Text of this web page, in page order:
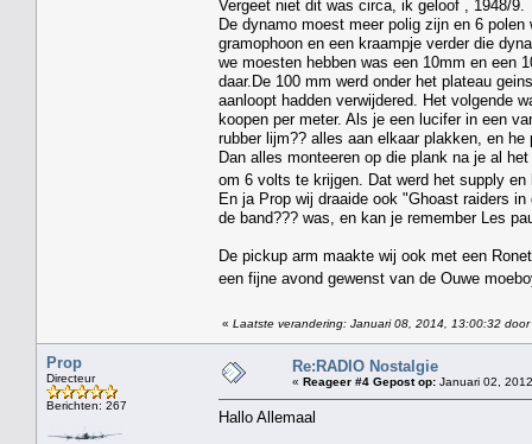
Vergeet niet dit was circa, ik geloof , 1948/9.
De dynamo moest meer polig zijn en 6
gramophoon en een kraampje verder die
we moesten hebben was een 10mm en een
daar.De 100 mm werd onder het plateau
aanloopt hadden verwijdered. Het volgende
koopen per meter. Als je een lucifer in een
rubber lijm?? alles aan elkaar plakken, en he
Dan alles monteeren op die plank na je al
om 6 volts te krijgen. Dat werd het supply
En ja Prop wij draaide ook "Ghoast raiders
de band??? was, en kan je remember Les
De pickup arm maakte wij ook met een
een fijne avond gewenst van de Ouwe
« Laatste verandering: Januari 08, 2014, 13:00:32 door
Prop
Directeur
Berichten: 267
Re:RADIO Nostalgie
« Reageer #4 Gepost op: Januari 02,
Hallo Allemaal